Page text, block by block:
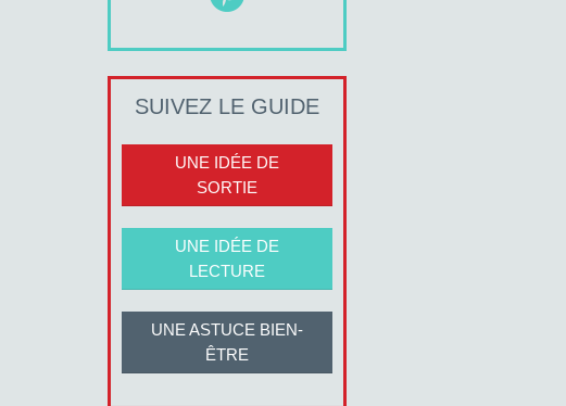
SUIVEZ LE GUIDE
UNE IDÉE DE
SORTIE
UNE IDÉE DE
LECTURE
UNE ASTUCE BIEN-
ÊTRE